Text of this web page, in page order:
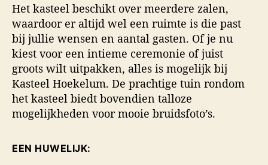
Het kasteel beschikt over meerdere zalen,
waardoor er altijd wel een ruimte is die past
bij jullie wensen en aantal gasten. Of je nu
kiest voor een intieme ceremonie of juist
groots wilt uitpakken, alles is mogelijk bij
Kasteel Hoekelum. De prachtige tuin rondom
het kasteel biedt bovendien talloze
mogelijkheden voor mooie bruidsfoto’s.
EEN HUWELIJK: